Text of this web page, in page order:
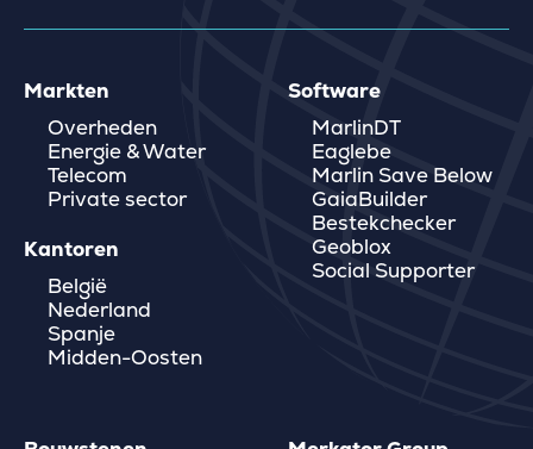
Markten
Overheden
Energie & Water
Telecom
Private sector
Kantoren
België
Nederland
Spanje
Midden-Oosten
Software
MarlinDT
Eaglebe
Marlin Save Below
GaiaBuilder
Bestekchecker
Geoblox
Social Supporter